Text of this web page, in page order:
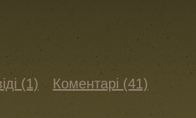
(1) Коментарі (41)